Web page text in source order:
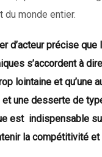
du monde entier.
d’acteur précise
s’accordent à
lointaine et qu’une
une desserte de
est indispensable
la compétitivité et